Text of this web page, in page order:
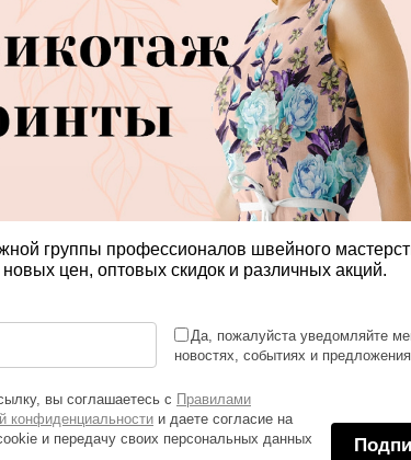
группы профессионалов швейного
новых цен, оптовых скидок и различных акций.
Да, пожалуйста уведомляйте
новостях, событиях и
вы соглашаетесь с Правилами
конфиденциальности и даете согласие на
и передачу своих персональных данных